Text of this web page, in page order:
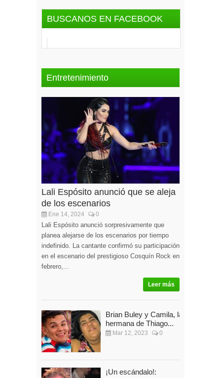
BUSCANOS EN FACEBOOK
Entretenimiento
Lali Espósito anunció que se aleja
de los escenarios
Ene 14, 2024 0
Lali Espósito anunció sorpresivamente que
planea alejarse de los escenarios por tiempo
indefinido. La cantante confirmó su participación
en el escenario del prestigioso Cosquín Rock en
febrero,...
Leer más
Brian Buley y Camila, la
hermana de Thiago...
Mar 12, 2023 0
¡Un escándalo!: